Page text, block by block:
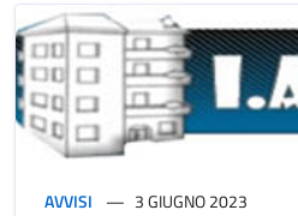
AVVISI 3 GIUGNO 2023